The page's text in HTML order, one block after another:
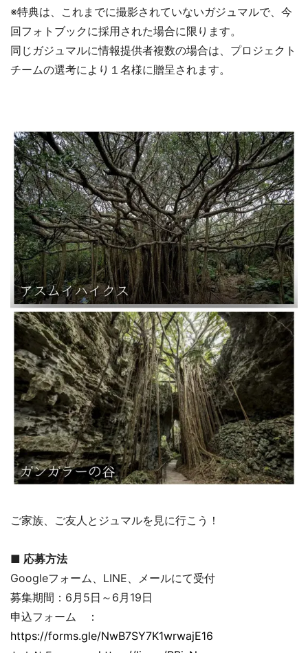
※特典は、これまでに撮影されていないガジュマルで、今
回フォトブックに採用された場合に限ります。
同じガジュマルに情報提供者複数の場合は、プロジェクト
チームの選考により１名様に贈呈されます。
ご家族、ご友人とジュマルを見に行こう！
■ 応募方法
Googleフォーム、LINE、メールにて受付
募集期間：6月5日～6月19日
申込フォーム ：
https://forms.gle/NwB7SY7K1wrwajE16